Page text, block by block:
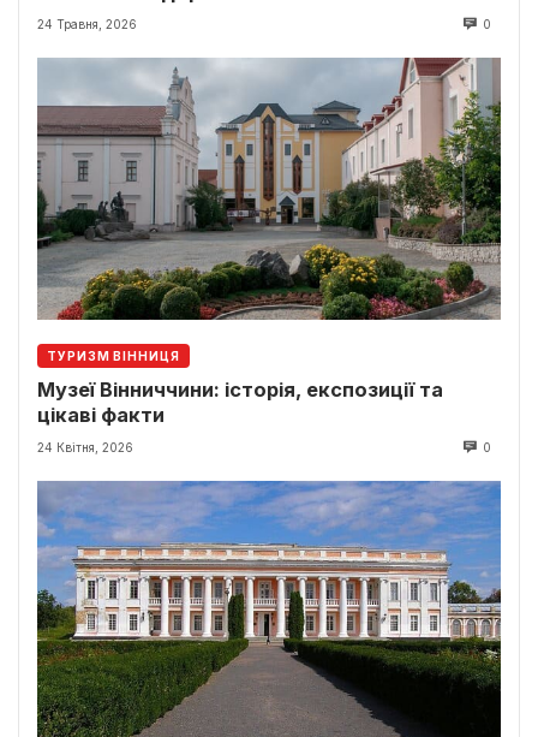
24 Травня, 2026 0
ТУРИЗМ ВІННИЦЯ
Музеї Вінниччини: історія, експозиції та
цікаві факти
24 Квітня, 2026 0